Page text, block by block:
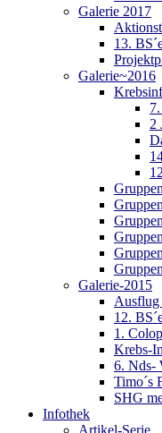
Galerie 2017
13.
Galerie~2016
2
Galerie-2015
Ausflug
12.
1.
Krebs-
6. Nds-
Timo´s
SHG
Infothek
Artikel-Serie